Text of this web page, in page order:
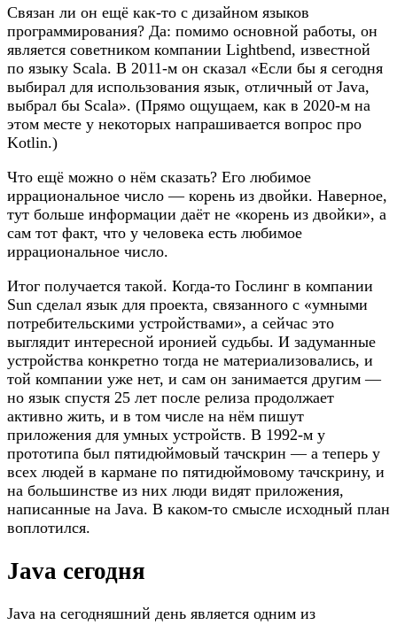
Связан ли он ещё как-то с дизайном языков
программирования? Да: помимо основной работы, он
является советником компании Lightbend, известной
по языку Scala. В 2011-м он сказал «Если бы я сегодня
выбирал для использования язык, отличный от Java,
выбрал бы Scala». (Прямо ощущаем, как в 2020-м на
этом месте у некоторых напрашивается вопрос про
Kotlin.)
Что ещё можно о нём сказать? Его любимое
иррациональное число — корень из двойки. Наверное,
тут больше информации даёт не «корень из двойки», а
сам тот факт, что у человека есть любимое
иррациональное число.
Итог получается такой. Когда-то Гослинг в компании
Sun сделал язык для проекта, связанного с «умными
потребительскими устройствами», а сейчас это
выглядит интересной иронией судьбы. И задуманные
устройства конкретно тогда не материализовались, и
той компании уже нет, и сам он занимается другим —
но язык спустя 25 лет после релиза продолжает
активно жить, и в том числе на нём пишут
приложения для умных устройств. В 1992-м у
прототипа был пятидюймовый тачскрин — а теперь у
всех людей в кармане по пятидюймовому тачскрину, и
на большинстве из них люди видят приложения,
написанные на Java. В каком-то смысле исходный план
воплотился.
Java сегодня
Java на сегодняшний день является одним из